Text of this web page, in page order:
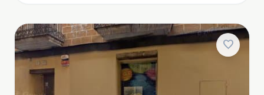
favorite